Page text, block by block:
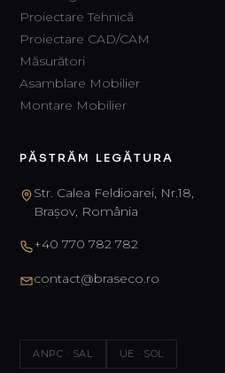
Proiectare Tehnică
Proiectare CAD/CAM
Măsurători
Asamblare Mobilier
Montare Mobilier
PĂSTRĂM LEGĂTURA
Str. Calea Feldioarei, Nr.18,
Brașov, România
+40 770 782 782
contact@braseco.ro
ANPC · SAL UE · SOL